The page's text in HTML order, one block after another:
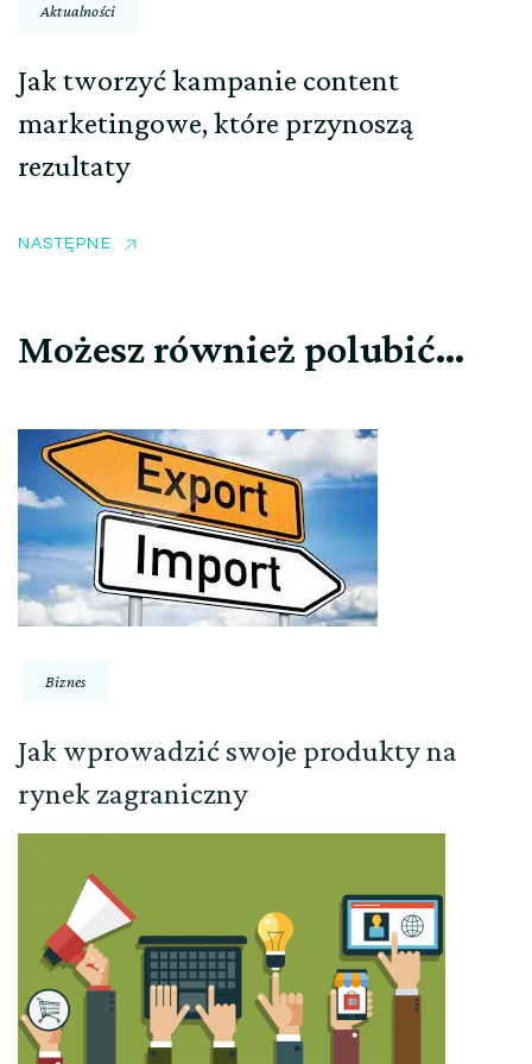
Aktualności
Jak tworzyć kampanie content
marketingowe, które przynoszą
rezultaty
NASTĘPNE
Możesz również polubić…
Biznes
Jak wprowadzić swoje produkty na
rynek zagraniczny